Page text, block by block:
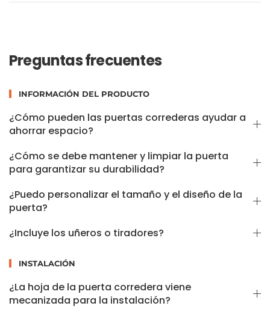
Preguntas frecuentes
INFORMACIÓN DEL PRODUCTO
¿Cómo pueden las puertas correderas ayudar a
ahorrar espacio?
¿Cómo se debe mantener y limpiar la puerta
para garantizar su durabilidad?
¿Puedo personalizar el tamaño y el diseño de la
puerta?
¿Incluye los uñeros o tiradores?
INSTALACIÓN
¿La hoja de la puerta corredera viene
mecanizada para la instalación?